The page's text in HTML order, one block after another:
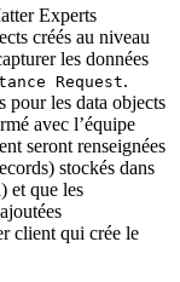
Experts
créés au niveau
les données
Request.
pour les data objects
avec l’équipe
seront renseignées
stockés dans
et que les
client qui crée le